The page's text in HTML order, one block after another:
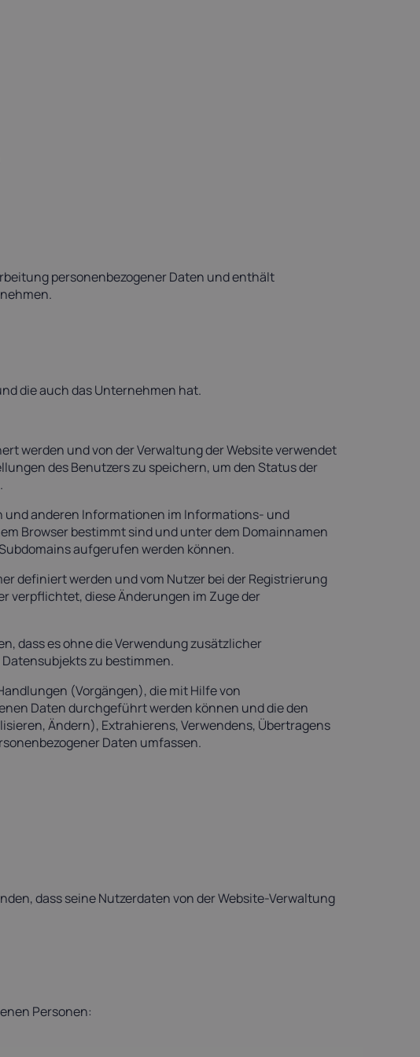
personenbezogener Daten und enthält
die auch das Unternehmen hat.
werden und von der Verwaltung der Website verwendet
des Benutzers zu speichern, um den Status der
und anderen Informationen im Informations- und
Browser bestimmt sind und unter dem Domainnamen
aufgerufen werden können.
definiert werden und vom Nutzer bei der Registrierung
verpflichtet, diese Änderungen im Zuge der
dass es ohne die Verwendung zusätzlicher
zu bestimmen.
(Vorgängen), die mit Hilfe von
Daten durchgeführt werden können und die den
Ändern), Extrahierens, Verwendens, Übertragens
Daten umfassen.
dass seine Nutzerdaten von der Website-Verwaltung
Personen: